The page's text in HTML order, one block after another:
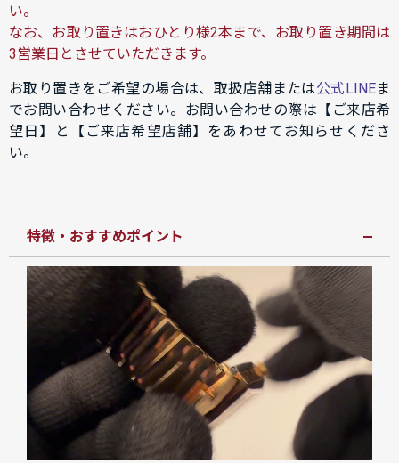
い。
なお、お取り置きはおひとり様2本まで、お取り置き期間は
3営業日とさせていただきます。
お取り置きをご希望の場合は、取扱店舗または公式LINEま
でお問い合わせください。お問い合わせの際は【ご来店希
望日】と【ご来店希望店舗】をあわせてお知らせくださ
い。
特徴・おすすめポイント